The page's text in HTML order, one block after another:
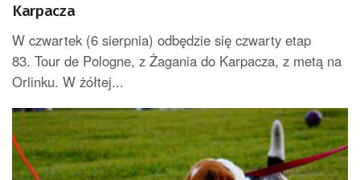
Karpacza
W czwartek (6 sierpnia) odbędzie się czwarty etap
83. Tour de Pologne, z Żagania do Karpacza, z metą na
Orlinku. W żółtej...